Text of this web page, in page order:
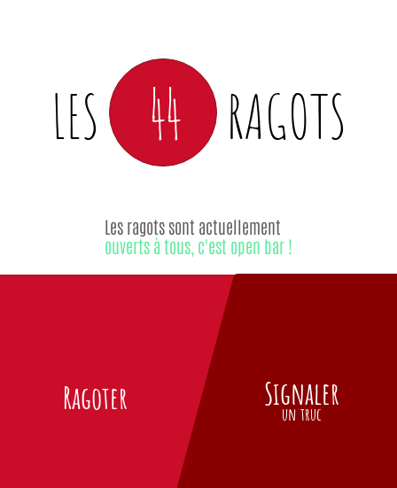
LES 44 RAGOTS
Ragoter
Les ragots sont actuellement
ouverts à tous, c'est open bar !
Signaler
un truc